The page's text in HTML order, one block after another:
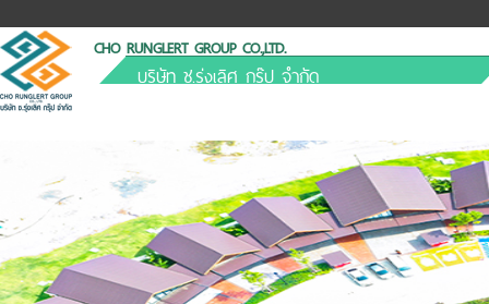
CHO RUNGLERT GROUP CO.,LTD.
บริษัท ช.รุ่งเลิศ กรุ๊ป จำกัด